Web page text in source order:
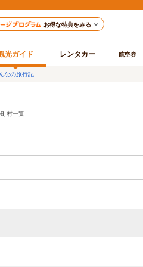
お得な特典をみる
光ガイド レンタカー 航空券
なの旅行記
村一覧